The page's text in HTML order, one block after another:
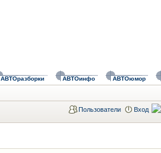
АВТОразборки АВТОинфо АВТОюмор
Пользователи Вход